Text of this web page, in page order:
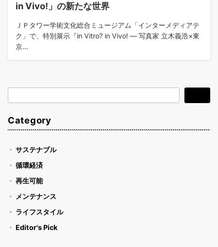
in Vivo!」の新たな世界
ＪＰタワー学術文化総合ミュージアム「インターメディアテ
ク」で、特別展示『in Vitro? in Vivo! ― 写真家 立木義浩×東
京…
索
Category
サステナブル
循環経済
再生可能
メンテナンス
ライフスタイル
Editor's Pick